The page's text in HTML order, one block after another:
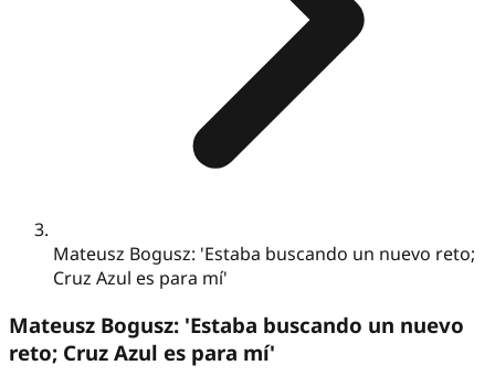
Mateusz Bogusz: 'Estaba buscando un nuevo reto;
Cruz Azul es para mí'
Mateusz Bogusz: 'Estaba buscando un nuevo
reto; Cruz Azul es para mí'